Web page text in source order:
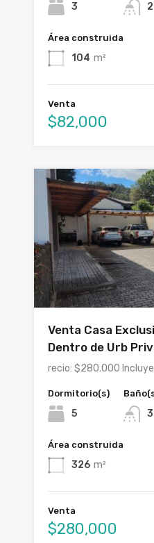
3
Área construida
104 m²
Venta
$82,000
Venta Casa
Dentro de Urb
recio: $280.000
Dormitorio(s)
5
Área construida
326 m²
Venta
$280,000